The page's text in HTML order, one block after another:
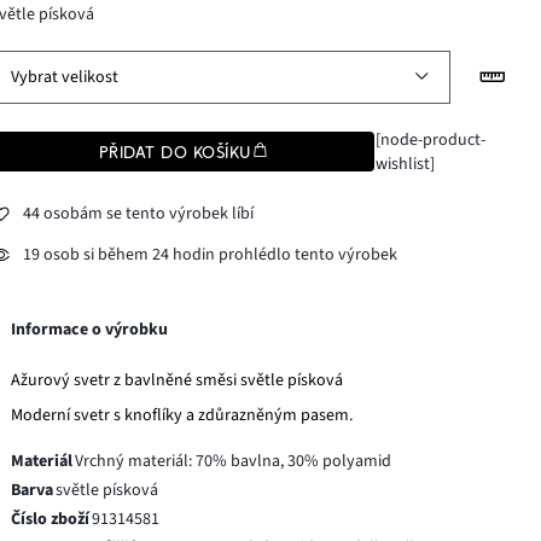
písková
Vybrat velikost
PŘIDAT DO KOŠÍKU
[node-product-
wishlist]
44 osobám se tento výrobek líbí
19 osob si během 24 hodin prohlédlo tento výrobek
Informace o výrobku
Ažurový svetr z bavlněné směsi světle písková
Moderní svetr s knoflíky a zdůrazněným pasem.
MateriálVrchný materiál: 70% bavlna, 30% polyamid
Barvasvětle písková
Číslo zboží91314581